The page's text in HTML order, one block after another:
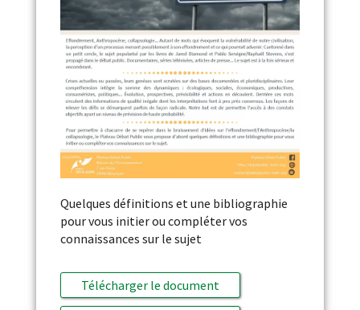
Quelques définitions et une bibliographie
pour vous initier ou compléter vos
connaissances sur le sujet
Télécharger le document